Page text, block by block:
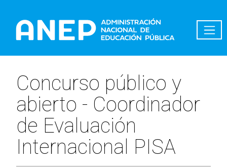
Concurso público y
abierto - Coordinador
de Evaluación
Internacional PISA